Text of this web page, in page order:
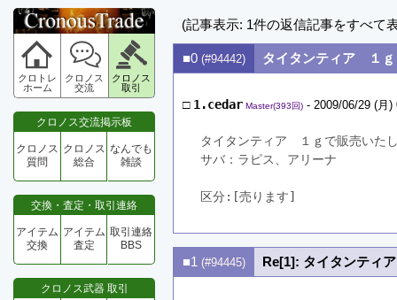
クロトレ
ホーム
クロノス
交流
クロノス
取引
クロノス交流掲示板
クロノス
質問
クロノス
総合
なんでも
雑談
交換・査定・取引連絡
アイテム
交換
アイテム
査定
取引連絡
BBS
クロノス武器 取引
(記事表示: 1件の返信記事をすべて
■0 (#94442) タイタンティア １ｇ
□ 1.cedar Master(393回) - 2009/06/29 (月
タイタンティア　１ｇで販売いた
サバ：ラピス、アリーナ
区分:[売ります]
■1 (#94445) Re[1]: タイタンティ